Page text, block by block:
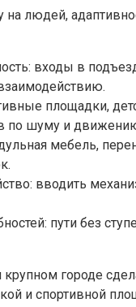
людей,
входы в
площадки,
по шуму и
мебель,
вводить
пути без
городе
и спортивной